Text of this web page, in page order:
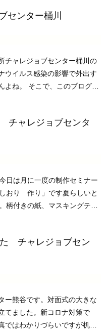
態宣言中のセンターの取り組
センター桶川
チャレジョブセンター桶川の
ウイルス感染の影響で外出す
よね。 そこで、このブログで
も、とても高度な作品です。
チャレジョブセンタ
日は月に一度の制作セミナー
り 作り」です夏らしいと
柄付きの紙、マスキングテー
。ご自分で絵を描 ...
チャレジョブセン
ー熊谷です。対面式の大きな
てました。新コロナ対策で
ではわかりづらいですが机の